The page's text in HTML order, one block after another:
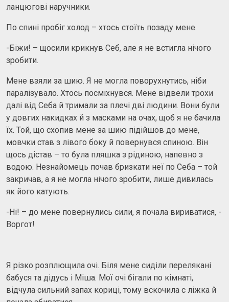
ланцюгові наручники.
По спині пробіг холод – хтось стоїть позаду мене.
-Біжи! – щосили крикнув Себ, але я не встигла нічого
зробити.
Мене взяли за шию. Я не могла поворухнутись, ніби
паралізувало. Хтось посміхнувся. Мене відвели трохи
далі від Себа й тримали за плечі дві людини. Вони були
у довгих накидках й з масками на очах, щоб я не бачила
їх. Той, що схопив мене за шию підійшов до мене,
мовчки став з лівого боку й повернувся спиною. Він
щось дістав – то була пляшка з рідиною, напевно з
водою. Незнайомець почав бризкати неї по Себа – той
закричав, а я не могла нічого зробити, лише дивилась
як його катують.
-Ні! – до мене повернулись сили, я почала вириватися, -
Воргот!
Я різко розплющила очі. Біля мене сиділи перелякані
бабуся та дідусь і Міша. Мої очі бігали по кімнаті,
відчула сильний запах кориці, тому вскочила с ліжка й